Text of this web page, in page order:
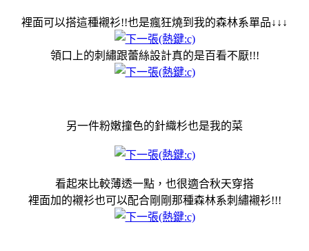
裡面可以搭這種襯衫!!也是瘋狂燒到我的森林系單品↓↓↓
領口上的刺繡跟蕾絲設計真的是百看不厭!!!
另一件粉嫩撞色的針織杉也是我的菜
看起來比較薄透一點，也很適合秋天穿搭
裡面加的襯衫也可以配合剛剛那種森林系刺繡襯衫!!!